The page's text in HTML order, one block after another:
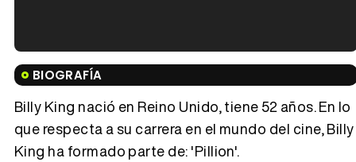
Tráiler en español de 'La isla olvidada'
BIOGRAFÍA
Billy King nació en Reino Unido, tiene 52 años. En lo
que respecta a su carrera en el mundo del cine, Billy
King ha formado parte de: 'Pillion'.